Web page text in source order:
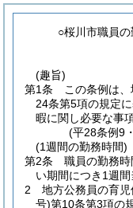
○桜川市職員
(趣旨)
第1条
この条例は
24条第5項の規定
暇に関し必要な事
(平28条例9
(1週間の勤務時間)
第2条
職員の勤務
い期間につき1週間
2
地方公務員の育
号)第10条第3項の